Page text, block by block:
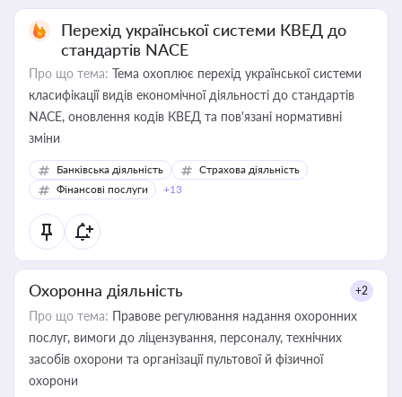
Перехід української системи КВЕД до
стандартів NACE
Про що тема: Тема охоплює перехід української системи
класифікації видів економічної діяльності до стандартів
NACE, оновлення кодів КВЕД та пов'язані нормативні
зміни
Банківська діяльність
Страхова діяльність
Фінансові послуги
+13
Охоронна діяльність +2
Про що тема: Правове регулювання надання охоронних
послуг, вимоги до ліцензування, персоналу, технічних
засобів охорони та організації пультової й фізичної
охорони